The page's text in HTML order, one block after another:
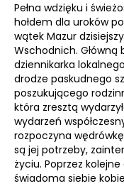
Pełna wdzięku i
hołdem dla uroków
wątek Mazur
Wschodnich. Główną
dziennikarka
drodze paskudnego
poszukującego
która zresztą
wydarzeń
rozpoczyna
są jej potrzeby,
życiu. Poprzez
świadoma siebie